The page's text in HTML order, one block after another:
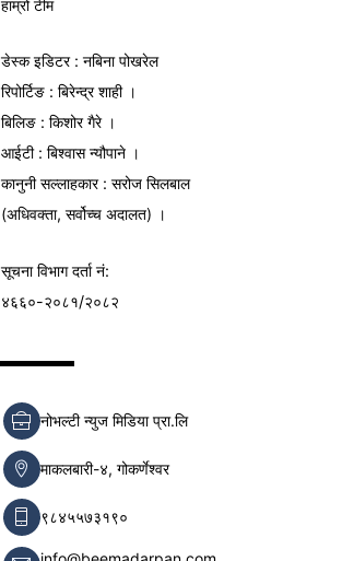
हाम्रो टीम
डेस्क इडिटर : नबिना पोखरेल
रिपोर्टिङ : बिरेन्द्र शाही ।
बिलिङ : किशोर गैरे ।
आईटी : बिश्वास न्यौपाने ।
कानुनी सल्लाहकार : सरोज सिलबाल
(अधिवक्ता, सर्वोच्च अदालत) ।
सूचना विभागदर्ता नं:
४६६०-२०८१/२०८२
नोभल्टी न्युज मिडिया प्रा.लि
माकलबारी-४, गोकर्णेश्वर
९८४५५७३१९०